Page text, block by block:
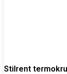
Stilrent